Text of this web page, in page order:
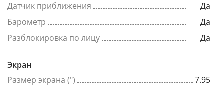
Датчик приближения
Да
Барометр
Да
Разблокировка по лицу
Да
Экран
Размер экрана (")
7.95